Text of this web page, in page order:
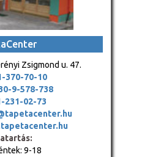
Zsigmond u. 47.
370-70-10
9-578-738
231-02-73
9-18